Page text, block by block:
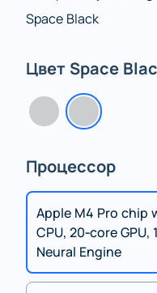
Space Black
Цвет Space
Процессор
Apple M4 Pro chip
CPU, 20‑core GPU,
Neural Engine